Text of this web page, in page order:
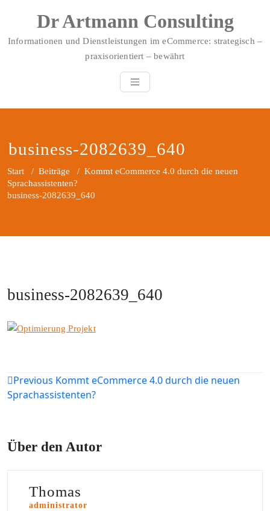
springen
Dr Artmann Consulting
Informationen und Dienstleistungen im eCommerce: strategisch –
praxisorientiert – bewährt
business-2082639_640
Start / Beiträge / Kommt eCommerce 4.0 durch die neuen
Sprachassistenten?
business-2082639_640
business-2082639_640
Beitragsnavigation
Previous Kommt eCommerce 4.0 durch die neuen
Sprachassistenten?
Über den Autor
Thomas
administrator